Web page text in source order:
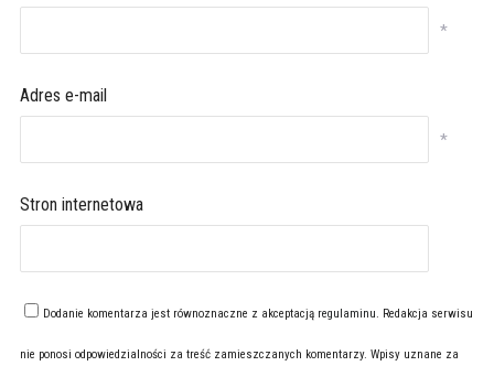
*
Adres e-mail
*
Stron internetowa
Dodanie komentarza jest równoznaczne z akceptacją regulaminu. Redakcja serwisu
nie ponosi odpowiedzialności za treść zamieszczanych komentarzy. Wpisy uznane za